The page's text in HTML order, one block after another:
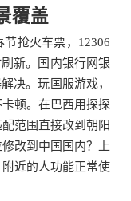
覆盖
节抢火车票，12306
新。国内银行网银
决。玩国服游戏，
顿。在巴西用探探
范围直接改到朝阳
改到中国国内？上
近的人功能正常使